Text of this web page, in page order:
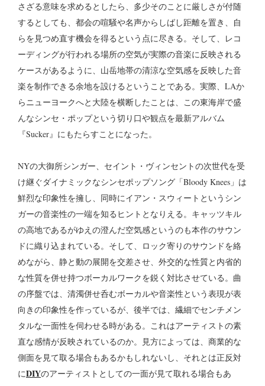
さざる意味を求めるとしたら、多少そのことに厳しさが付随
するとしても、都会の喧騒や名声からしばし距離を置き、自
らを見つめ直す機会を得るという点に尽きる。そして、レコ
ーディングが行われる場所の空気が実際の音楽に反映される
ケースがあるように、山岳地帯の清涼な空気感を反映した音
楽を制作できる余地を設けるということである。実際、LAか
らニューヨークへと大陸を横断したことは、この東海岸で盛
んなシンセ・ポップという切り口や観点を最新アルバム
『Sucker』にもたらすことになった。
NYの大御所シンガー、セイント・ヴィンセントの次世代を受
け継ぐダイナミックなシンセポップソング「Bloody Knees」は
鮮烈な印象性を擁し、同時にイアン・スウィートというシン
ガーの音楽性の一端を知るヒントとなりえる。キャッツキル
の高地であるがゆえの澄んだ空気感というのも本作のサウン
ドに織り込まれている。そして、ロック寄りのサウンドを絡
めながら、静と動の展開を交差させ、外交的な性質と内省的
な性質を併せ持つボーカルワークを鋭く対比させている。曲
の序盤では、清濁併せ呑むボーカルや音楽性という表現が表
向きの印象性を作っているが、後半では、繊細でセンチメン
タルな一面性を伺わせる時がある。これはアーティストの素
直な感情が反映されているのか。見方によっては、商業的な
側面を見て取る場合もあるかもしれないし、それとは正反対
にDIYのアーティストとしての一面が見て取れる場合もあ